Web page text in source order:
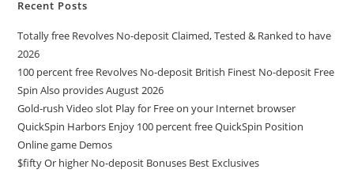
Recent Posts
Totally free Revolves No-deposit Claimed, Tested & Ranked to have
2026
100 percent free Revolves No-deposit British Finest No-deposit Free
Spin Also provides August 2026
Gold-rush Video slot Play for Free on your Internet browser
QuickSpin Harbors Enjoy 100 percent free QuickSpin Position
Online game Demos
$fifty Or higher No-deposit Bonuses Best Exclusives